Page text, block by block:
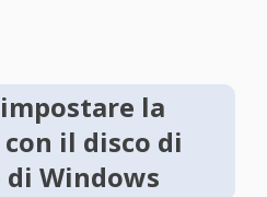
la
il disco di
Windows